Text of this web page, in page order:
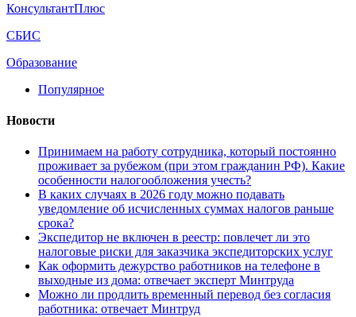
КонсультантПлюс
СБИС
Образование
Популярное
Новости
Принимаем на работу сотрудника, который постоянно
проживает за рубежом (при этом гражданин РФ). Какие
особенности налогообложения учесть?
В каких случаях в 2026 году можно подавать
уведомление об исчисленных суммах налогов раньше
срока?
Экспедитор не включен в реестр: повлечет ли это
налоговые риски для заказчика экспедиторских услуг
Как оформить дежурство работников на телефоне в
выходные из дома: отвечает эксперт Минтруда
Можно ли продлить временный перевод без согласия
работника: отвечает Минтруд